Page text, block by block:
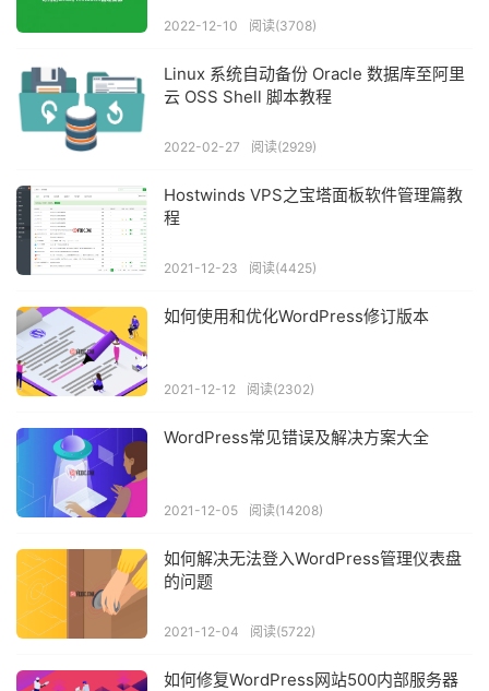
2022-12-10 阅读(3708)
Linux 系统自动备份 Oracle 数据库至阿里
云 OSS Shell 脚本教程
2022-02-27 阅读(2929)
Hostwinds VPS之宝塔面板软件管理篇教
程
2021-12-23 阅读(4425)
如何使用和优化WordPress修订版本
2021-12-12 阅读(2302)
WordPress常见错误及解决方案大全
2021-12-05 阅读(14208)
如何解决无法登入WordPress管理仪表盘
的问题
2021-12-04 阅读(5722)
如何修复WordPress网站500内部服务器